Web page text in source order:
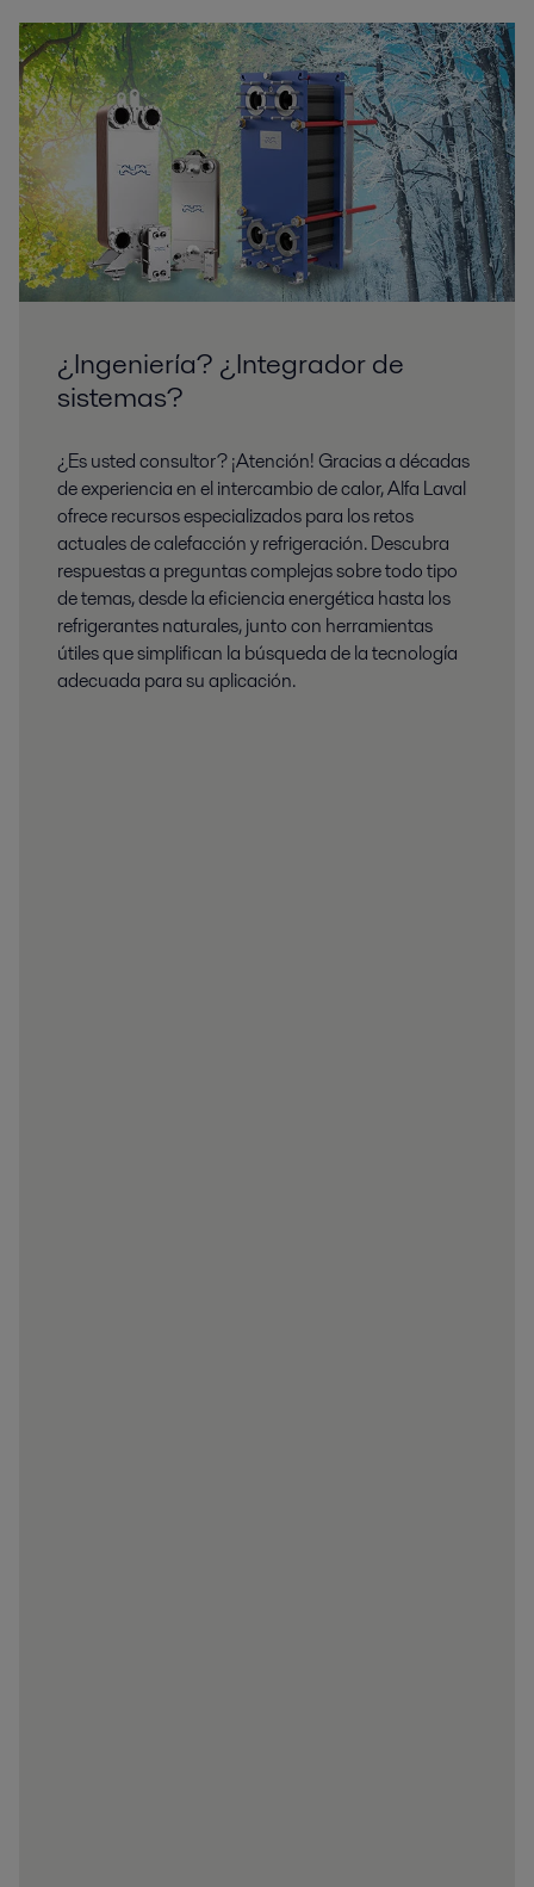
¿Ingeniería? ¿Integrador de
sistemas?
¿Es usted consultor? ¡Atención! Gracias a décadas
de experiencia en el intercambio de calor, Alfa Laval
ofrece recursos especializados para los retos
actuales de calefacción y refrigeración. Descubra
respuestas a preguntas complejas sobre todo tipo
de temas, desde la eficiencia energética hasta los
refrigerantes naturales, junto con herramientas
útiles que simplifican la búsqueda de la tecnología
adecuada para su aplicación.